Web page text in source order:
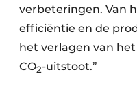
verbeteringen. Van
efficiëntie en de
het verlagen van
CO2-uitstoot.”